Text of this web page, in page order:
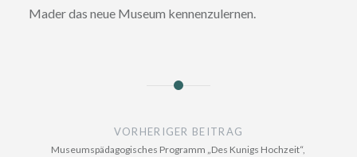
Mader das neue Museum kennenzulernen.
VORHERIGER BEITRAG
Museumspädagogisches Programm „Des Kunigs Hochzeit“,